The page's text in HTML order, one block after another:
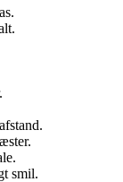
smil.